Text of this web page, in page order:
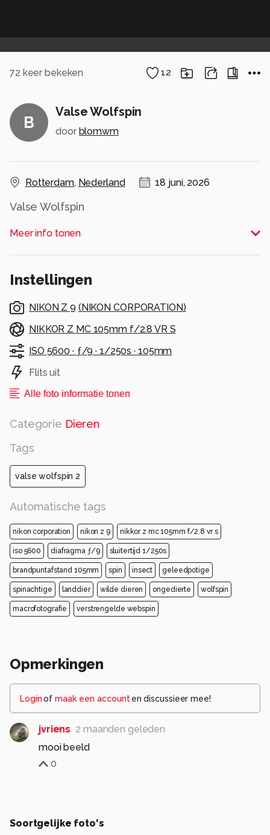
72 keer bekeken 12
B
Valse Wolfspin
door blomwm
Rotterdam, Nederland 18 juni, 2026
Valse Wolfspin
Alle rechten voorbehouden
Meer info tonen
Instellingen
NIKON Z 9 ( NIKON CORPORATION)
NIKKOR Z MC 105mm f/2.8 VR S
ISO 5600 · ƒ/9 · 1/250s · 105mm
Flits uit
Alle foto informatie tonen
Categorie Dieren
Tags
valse wolfspin 2
Automatische tags
nikon corporation nikon z 9 nikkor z mc 105mm f/2.8 vr s
iso 5600 diafragma ƒ/9 sluitertijd 1/250s
brandpuntafstand 105mm spin insect geleedpotige
spinachtige landdier wilde dieren ongedierte wolfspin
macrofotografie verstrengelde webspin
Opmerkingen
Loginof maak een account en discussieer mee!
jvriens 2 maanden geleden
mooi beeld
0
Soortgelijke foto's